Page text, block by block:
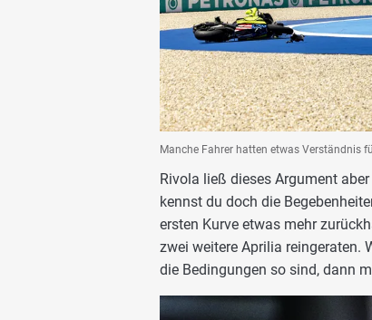
Manche Fahrer hatten etwas Verständnis
Rivola ließ dieses Argument
kennst du doch die
ersten Kurve etwas mehr
zwei weitere Aprilia reingeraten.
die Bedingungen so sind, dann